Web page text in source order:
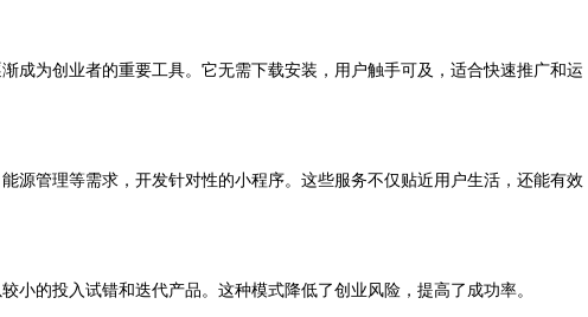
为创业者的重要工具。它无需下载安装，用户触手可及，适合快速推广和运
管理等需求，开发针对性的小程序。这些服务不仅贴近用户生活，还能有效
的投入试错和迭代产品。这种模式降低了创业风险，提高了成功率。